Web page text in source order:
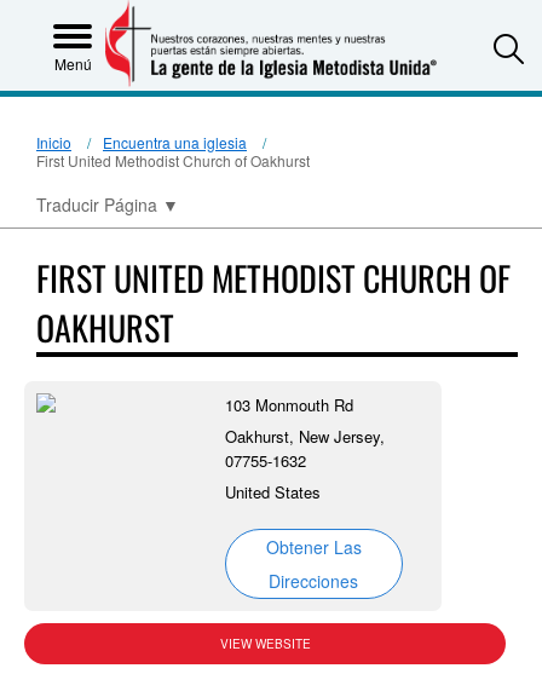
Menú
Inicio
Encuentra una iglesia
First United Methodist Church of Oakhurst
Traducir Página ▼
FIRST UNITED METHODIST CHURCH OF
OAKHURST
103 Monmouth Rd
Oakhurst, New Jersey,
07755-1632
United States
Obtener Las
Direcciones
VIEW WEBSITE